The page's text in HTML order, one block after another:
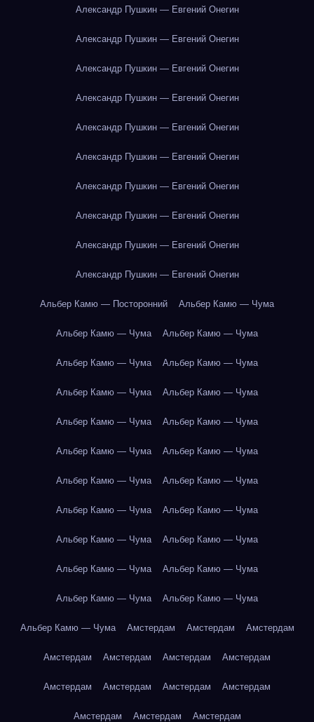
Александр Пушкин — Евгений Онегин
Александр Пушкин — Евгений Онегин
Александр Пушкин — Евгений Онегин
Александр Пушкин — Евгений Онегин
Александр Пушкин — Евгений Онегин
Александр Пушкин — Евгений Онегин
Александр Пушкин — Евгений Онегин
Александр Пушкин — Евгений Онегин
Александр Пушкин — Евгений Онегин
Александр Пушкин — Евгений Онегин
Альбер Камю — Посторонний Альбер Камю — Чума
Альбер Камю — Чума Альбер Камю — Чума
Альбер Камю — Чума Альбер Камю — Чума
Альбер Камю — Чума Альбер Камю — Чума
Альбер Камю — Чума Альбер Камю — Чума
Альбер Камю — Чума Альбер Камю — Чума
Альбер Камю — Чума Альбер Камю — Чума
Альбер Камю — Чума Альбер Камю — Чума
Альбер Камю — Чума Альбер Камю — Чума
Альбер Камю — Чума Альбер Камю — Чума
Альбер Камю — Чума Альбер Камю — Чума
Альбер Камю — Чума Амстердам Амстердам Амстердам
Амстердам Амстердам Амстердам Амстердам
Амстердам Амстердам Амстердам Амстердам
Амстердам Амстердам Амстердам